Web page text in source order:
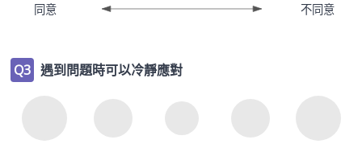
同意 不同意
Q3 遇到問題時可以冷靜應對